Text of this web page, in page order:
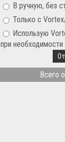
В ручную, без
Только с
Использую
при необходимости
Всего